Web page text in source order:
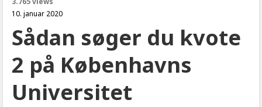
10. januar 2020
Sådan søger du kvote
2 på Københavns
Universitet